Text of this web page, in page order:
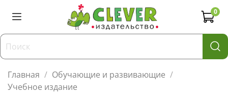
0
Главная
Обучающие и развивающие
Учебное издание